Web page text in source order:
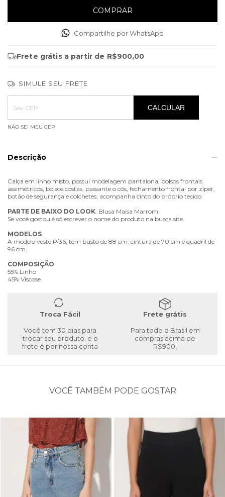
Compartilhe por WhatsApp
Frete grátis a partir de R$900,00
SIMULE SEU FRETE
Entregas para o CEP:
ALTERAR CEP
CALCULAR
NÃO SEI MEU CEP
Descrição
Calça em linho misto, possui modelagem pantalona, bolsos frontais
assimétricos, bolsos costas, passante o cós, fechamento frontal por zíper,
botão de segurança e colchetes; acompanha cinto do próprio tecido.
PARTE DE BAIXO DO LOOK: Blusa Maisa Marrom.
Se você gostou é só escrever o nome do produto na busca site.
MODELOS
A modelo veste P/36, tem busto de 88 cm, cintura de 70 cm e quadril de
96 cm.
COMPOSIÇÃO
55% Linho
45% Viscose
Troca Fácil
Você tem 30 dias para
trocar seu produto, e o
frete é por nossa conta
Frete grátis
Para todo o Brasil em
compras acima de
R$900.
VOCÊ TAMBÉM PODE GOSTAR